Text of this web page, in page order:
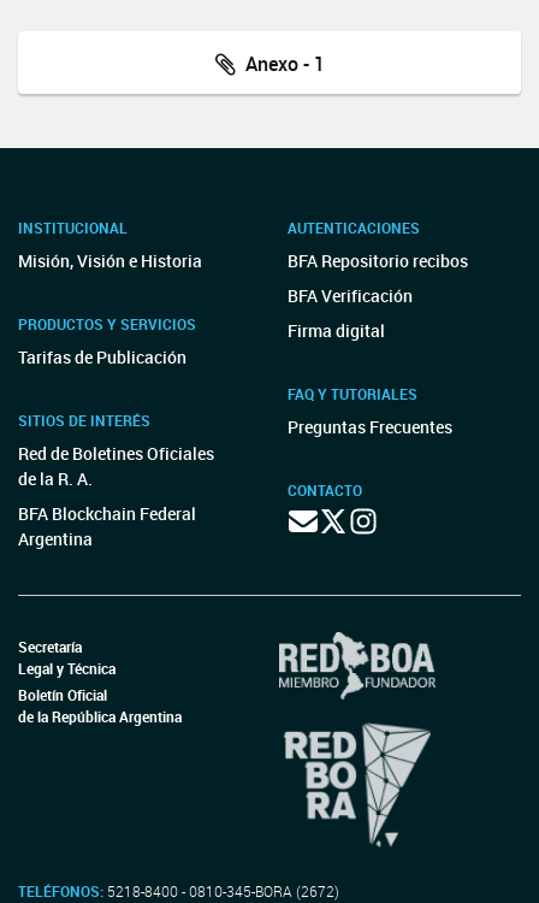
Anexo - 1
INSTITUCIONAL
Misión, Visión e Historia
PRODUCTOS Y SERVICIOS
Tarifas de Publicación
SITIOS DE INTERÉS
Red de Boletines Oficiales
de la R. A.
BFA Blockchain Federal
Argentina
AUTENTICACIONES
BFA Repositorio recibos
BFA Verificación
Firma digital
FAQ Y TUTORIALES
Preguntas Frecuentes
CONTACTO
Secretaría
Legal y Técnica
Boletín Oficial
de la República Argentina
TELÉFONOS: 5218-8400 - 0810-345-BORA (2672)